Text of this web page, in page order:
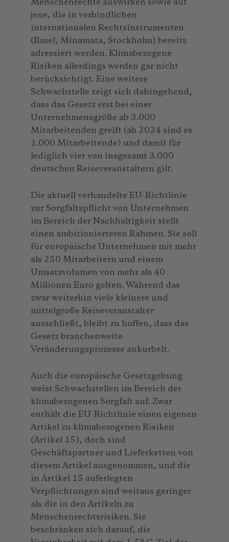
Menschenrechte auswirken sowie auf
jene, die in verbindlichen
internationalen Rechtsinstrumenten
(Basel, Minamata, Stockholm) bereits
adressiert werden. Klimabezogene
Risiken allerdings werden gar nicht
berücksichtigt. Eine weitere
Schwachstelle zeigt sich dahingehend,
dass das Gesetz erst bei einer
Unternehmensgröße ab 3.000
Mitarbeitenden greift (ab 2024 sind es
1.000 Mitarbeitende) und damit für
lediglich vier von insgesamt 3.000
deutschen Reiseveranstaltern gilt.
Die aktuell verhandelte EU-Richtlinie
zur Sorgfaltspflicht von Unternehmen
im Bereich der Nachhaltigkeit stellt
einen ambitionierteren Rahmen. Sie soll
für europäische Unternehmen mit mehr
als 250 Mitarbeitern und einem
Umsatzvolumen von mehr als 40
Millionen Euro gelten. Während das
zwar weiterhin viele kleinere und
mittelgroße Reiseveranstalter
ausschließt, bleibt zu hoffen, dass das
Gesetz branchenweite
Veränderungsprozesse ankurbelt.
Auch die europäische Gesetzgebung
weist Schwachstellen im Bereich der
klimabezogenen Sorgfalt auf. Zwar
enthält die EU-Richtlinie einen eigenen
Artikel zu klimabezogenen Risiken
(Artikel 15), doch sind
Geschäftspartner und Lieferketten von
diesem Artikel ausgenommen, und die
in Artikel 15 auferlegten
Verpflichtungen sind weitaus geringer
als die in den Artikeln zu
Menschenrechtsrisiken. Sie
beschränken sich darauf, die